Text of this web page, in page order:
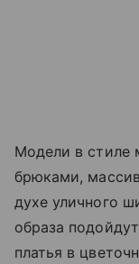
Модели в стиле
брюками,
духе уличного
образа
платья в